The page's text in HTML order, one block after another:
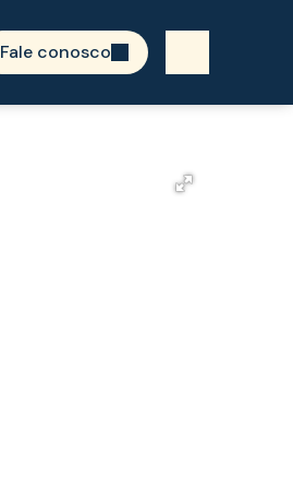
Fale conosco